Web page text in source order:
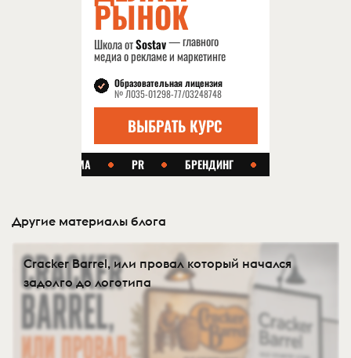
Другие материалы блога
Cracker Barrel, или провал который начался
задолго до логотипа